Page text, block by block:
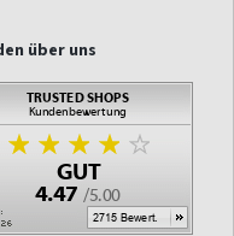
über uns